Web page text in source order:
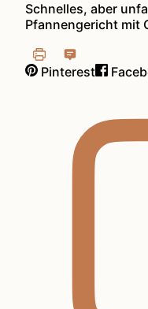
Schnelles, aber
Pfannengericht mit
Pinterest